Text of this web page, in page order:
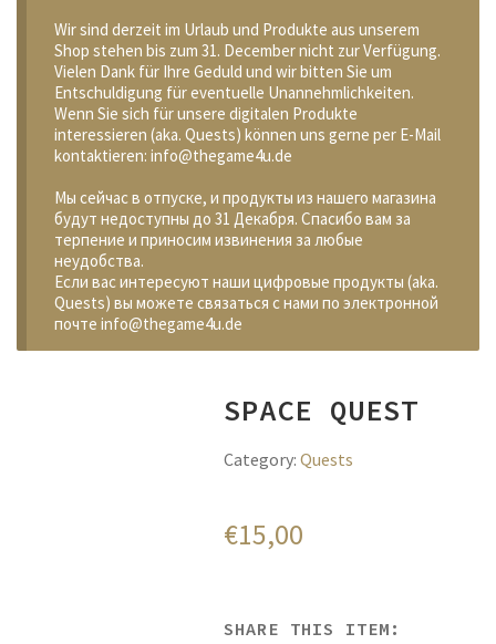
Wir sind derzeit im Urlaub und Produkte aus unserem
Shop stehen bis zum 31. December nicht zur Verfügung.
Vielen Dank für Ihre Geduld und wir bitten Sie um
Entschuldigung für eventuelle Unannehmlichkeiten.
Wenn Sie sich für unsere digitalen Produkte
interessieren (aka. Quests) können uns gerne per E-Mail
kontaktieren: info@thegame4u.de
Мы сейчас в отпуске, и продукты из нашего магазина
будут недоступны до 31 Декабря. Спасибо вам за
терпение и приносим извинения за любые
неудобства.
Если вас интересуют наши цифровые продукты (aka.
Quests) вы можете связаться с нами по электронной
почте info@thegame4u.de
SPACE QUEST
Category: Quests
€15,00
SHARE THIS ITEM: